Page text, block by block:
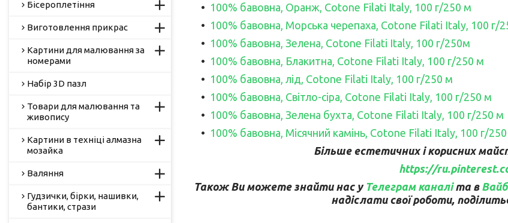
100% бавовна, Оранж, Cotone Filati Italy, 100 г/250 м
100% бавовна, Морська черепаха, Cotone Filati Italy, 100 г/
100% бавовна, Зелена, Cotone Filati Italy, 100 г/250м
100% бавовна, Блакитна, Cotone Filati Italy, 100 г/250 м
100% бавовна, лід, Cotone Filati Italy, 100 г/250 м
100% бавовна, Світло-сіра, Cotone Filati Italy, 100 г/250 м
100% бавовна, Зелена бухта, Cotone Filati Italy, 100 г/250 м
100% бавовна, Місячний камінь, Cotone Filati Italy, 100 г/
Більше естетичних і корисних
https://
Також Ви можете знайти нас у Телеграм каналіта в
надіслати свої роботи,
Бісероплетіння
Виготовлення прикрас
Картини для малювання за
номерами
Набір 3D пазл
Товари для малювання та
живопису
Картини в техніці алмазна
мозайка
Валяння
Гудзички, бірки, нашивки,
бантики, стрази